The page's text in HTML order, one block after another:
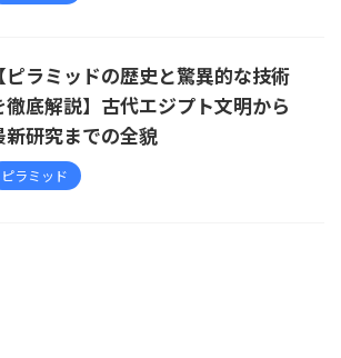
【ピラミッドの歴史と驚異的な技術
徹底解説】古代エジプト文明から
新研究までの全貌
ピラミッド